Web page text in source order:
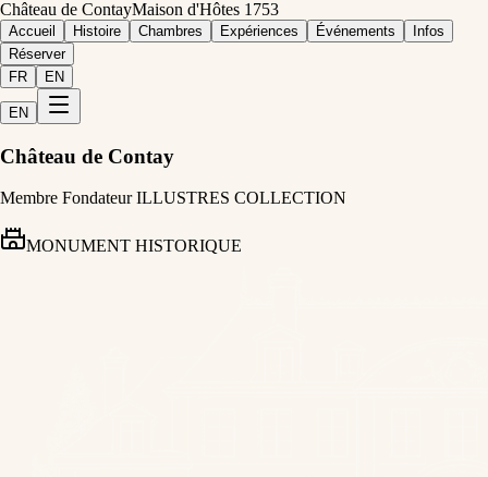
Château de ContayMaison d'Hôtes 1753
Accueil Histoire Chambres Expériences Événements
Infos
Réserver
FR
EN
EN
Château de Contay
Membre Fondateur ILLUSTRES COLLECTION
MONUMENT HISTORIQUE